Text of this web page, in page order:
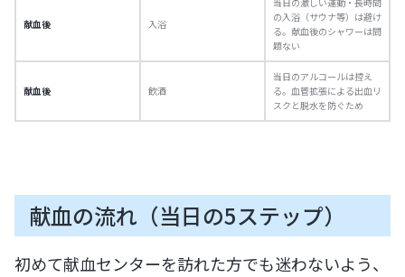
献血後 入浴
の入浴（サウナ等）は避け
る。献血後のシャワーは問
題ない
献血後 飲酒
当日のアルコールは控え
る。血管拡張による出血リ
スクと脱水を防ぐため
献血の流れ（当日の5ステップ）
初めて献血センターを訪れた方でも迷わないよう、